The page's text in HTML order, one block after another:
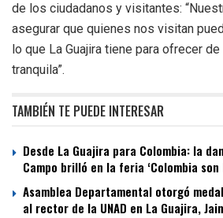
de los ciudadanos y visitantes:
asegurar que quienes nos visitan
lo que La Guajira tiene para ofrecer
tranquila”.
TAMBIÉN TE PUEDE INTERESAR
Desde La Guajira para Colombia: la
Campo brilló en la feria ‘Colombia
Asamblea Departamental otorgó
al rector de la UNAD en La Guajira,